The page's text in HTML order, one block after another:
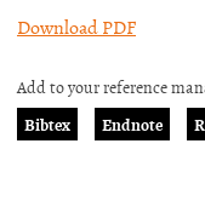
Download PDF
Add to your reference
Bibtex
Endnote